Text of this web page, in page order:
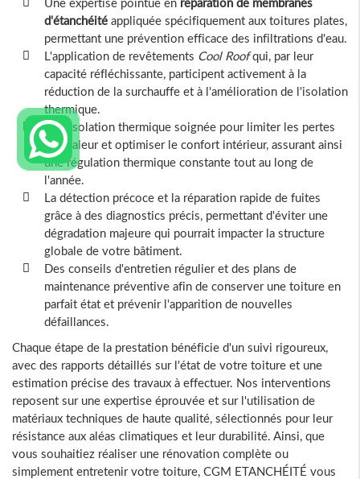
d'étanchéité appliquée spécifiquement aux toitures plates,
permettant une prévention efficace des infiltrations d'eau.
L'application de revêtements Cool Roofqui, par leur
capacité réfléchissante, participent activement à la
réduction de la surchauffe et à l'amélioration de l'isolation
thermique.
Une isolation thermique soignée pour limiter les pertes
de chaleur et optimiser le confort intérieur, assurant ainsi
une régulation thermique constante tout au long de
l'année.
La détection précoce et la réparation rapide de fuites
grâce à des diagnostics précis, permettant d'éviter une
dégradation majeure qui pourrait impacter la structure
globale de votre bâtiment.
Des conseils d'entretien régulier et des plans de
maintenance préventive afin de conserver une toiture en
parfait état et prévenir l'apparition de nouvelles
défaillances.
Chaque étape de la prestation bénéficie d'un suivi rigoureux,
avec des rapports détaillés sur l'état de votre toiture et une
estimation précise des travaux à effectuer. Nos interventions
reposent sur une expertise éprouvée et sur l'utilisation de
matériaux techniques de haute qualité, sélectionnés pour leur
résistance aux aléas climatiques et leur durabilité. Ainsi, que
vous souhaitiez réaliser une rénovation complète ou
simplement entretenir votre toiture, CGM ETANCHÉITÉ vous